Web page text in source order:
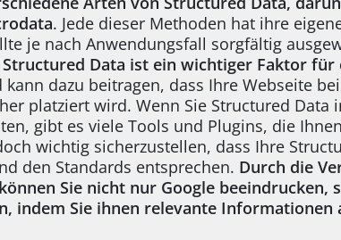
. Jede dieser Methoden hat ihre
je nach Anwendungsfall sorgfältig
Structured Data ist ein wichtiger Faktor für
kann dazu beitragen, dass Ihre Webseite
platziert wird. Wenn Sie Structured Data
gibt es viele Tools und Plugins, die
wichtig sicherzustellen, dass Ihre
den Standards entsprechen. Durch die
Sie nicht nur Google beeindrucken,
indem Sie ihnen relevante Informationen